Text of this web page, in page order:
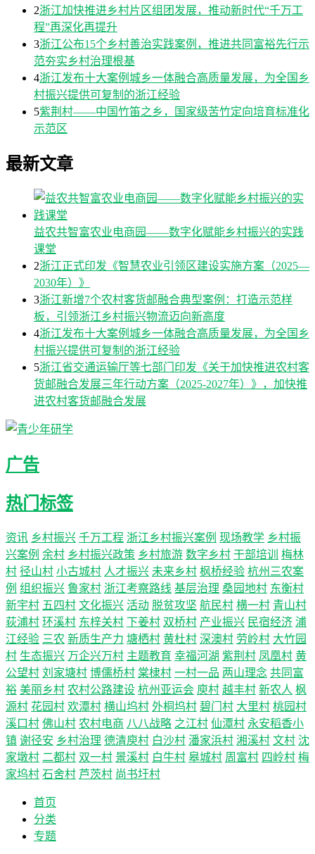
2浙江加快推进乡村片区组团发展，推动新时代“千万工
程”再深化再提升
3浙江公布15个乡村善治实践案例，推进共同富裕先行示
范夯实乡村治理根基
4浙江发布十大案例城乡一体融合高质量发展，为全国乡
村振兴提供可复制的浙江经验
5紫荆村——中国竹笛之乡，国家级苦竹定向培育标准化
示范区
最新文章
益农共智富农业电商园——数字化赋能乡村振兴的实践
课堂
2浙江正式印发《智慧农业引领区建设实施方案（2025—
2030年）》
3浙江新增7个农村客货邮融合典型案例：打造示范样
板，引领浙江乡村振兴物流迈向新高度
4浙江发布十大案例城乡一体融合高质量发展，为全国乡
村振兴提供可复制的浙江经验
5浙江省交通运输厅等七部门印发《关于加快推进农村客
货邮融合发展三年行动方案（2025-2027年）》，加快推
进农村客货邮融合发展
广告
热门标签
资讯 乡村振兴 千万工程 浙江乡村振兴案例 现场教学 乡村振
兴案例 余村 乡村振兴政策 乡村旅游 数字乡村 干部培训
梅林
村 径山村 小古城村 人才振兴 未来乡村 枫桥经验 杭州三农案
例 组织振兴 鲁家村 浙江考察路线 基层治理 桑园地村 东衡村
新宇村 五四村 文化振兴 活动 脱贫攻坚 航民村 横一村 青山村
荻浦村 环溪村 东梓关村 下姜村 双桥村 产业振兴 民宿经济 浦
江经验 三农 新质生产力 塘栖村 黄杜村 深澳村 劳岭村 大竹园
村 生态振兴 万企兴万村 主题教育 幸福河湖 紫荆村 凤凰村 黄
公望村 刘家塘村 博儒桥村 棠棣村 一村一品 两山理念 共同富
裕 美丽乡村 农村公路建设 杭州亚运会 庾村 越丰村 新农人 枫
源村 花园村 欢潭村 横山坞村 外桐坞村 碧门村 大里村 桃园村
溪口村 佛山村 农村电商 八八战略 之江村 仙潭村 永安稻香小
镇 谢径安 乡村治理 德清庾村 白沙村 潘家浜村 湘溪村 文村 沈
家墩村 二都村 双一村 景溪村 白牛村 皋城村 周富村 四岭村 梅
家坞村 石舍村 芦茨村 尚书圩村
首页
分类
专题